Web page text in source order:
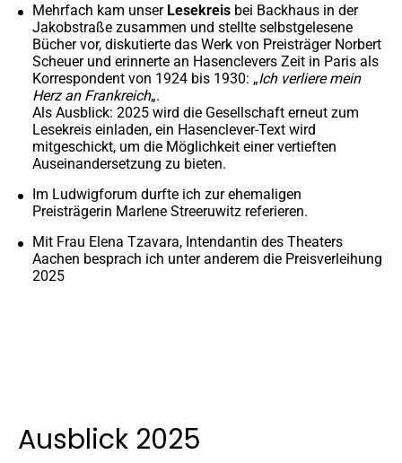
Mehrfach kam unser Lesekreis bei Backhaus in der
Jakobstraße zusammen und stellte selbstgelesene
Bücher vor, diskutierte das Werk von Preisträger Norbert
Scheuer und erinnerte an Hasenclevers Zeit in Paris als
Korrespondent von 1924 bis 1930: „Ich verliere mein
Herz an Frankreich„.
Als Ausblick: 2025 wird die Gesellschaft erneut zum
Lesekreis einladen, ein Hasenclever-Text wird
mitgeschickt, um die Möglichkeit einer vertieften
Auseinandersetzung zu bieten.
Im Ludwigforum durfte ich zur ehemaligen
Preisträgerin Marlene Streeruwitz referieren.
Mit Frau Elena Tzavara, Intendantin des Theaters
Aachen besprach ich unter anderem die Preisverleihung
2025
Ausblick 2025